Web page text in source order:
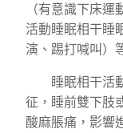
（有意識下床
活動睡眠相干睡
演、踢打喊叫）
睡眠相干活
征，睡前雙下肢
酸麻脹痛，影響